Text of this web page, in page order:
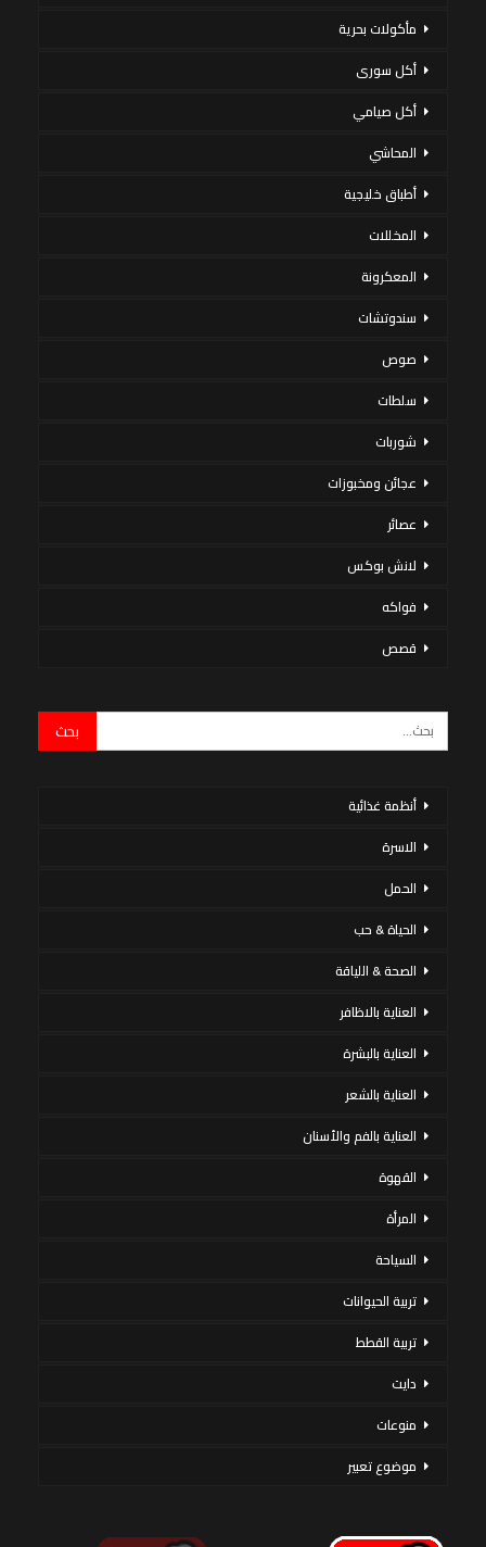
مأكولات بحرية
أكل سورى
أكل صيامي
المحاشي
أطباق خليجية
المخللات
المعكرونة
سندوتشات
صوص
سلطات
شوربات
عجائن ومخبوزات
عصائر
لانش بوكس
فواكه
قصص
أنظمة غذائية
الاسرة
الحمل
الحياة & حب
الصحة & اللياقة
العناية بالاظافر
العناية بالبشرة
العناية بالشعر
العناية بالفم والأسنان
القهوة
المرأة
السياحة
تربية الحيوانات
تربية القطط
دايت
منوعات
موضوع تعبير